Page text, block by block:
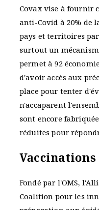
Covax vise à fournir
anti-Covid à 20% de
pays et territoires
surtout un
permet à 92
d'avoir accès aux
place pour tenter
n'accaparent
sont encore
réduites pour
Vaccinations
Fondé par l'OMS,
Coalition pour les